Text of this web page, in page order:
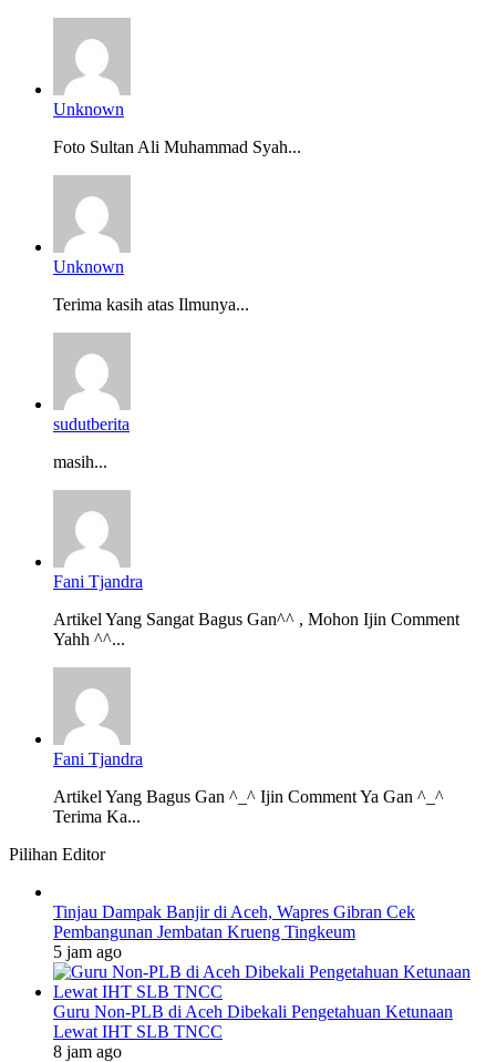
Unknown
Foto Sultan Ali Muhammad Syah...
Unknown
Terima kasih atas Ilmunya...
sudutberita
masih...
Fani Tjandra
Artikel Yang Sangat Bagus Gan^^ , Mohon Ijin Comment
Yahh ^^...
Fani Tjandra
Artikel Yang Bagus Gan ^_^ Ijin Comment Ya Gan ^_^
Terima Ka...
Pilihan Editor
Tinjau Dampak Banjir di Aceh, Wapres Gibran Cek
Pembangunan Jembatan Krueng Tingkeum
5 jam ago
Guru Non-PLB di Aceh Dibekali Pengetahuan Ketunaan
Lewat IHT SLB TNCC
8 jam ago